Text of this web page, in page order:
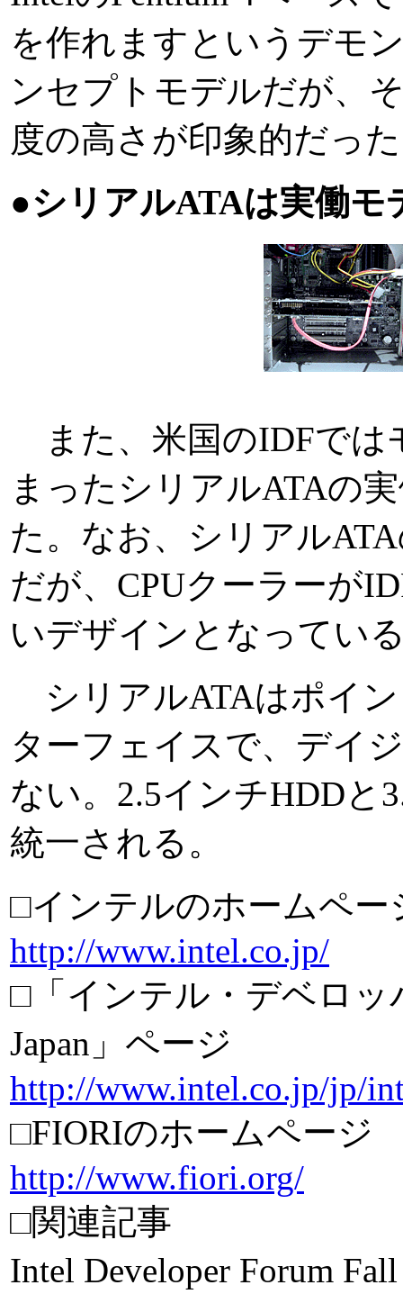
を作れますというデモ
ンセプトモデルだが、
度の高さが印象的だっ
●シリアルATAは実働モ
また、米国のIDFでは
まったシリアルATAの
た。なお、シリアル
だが、CPUクーラーが
いデザインとなってい
シリアルATAはポイ
ターフェイスで、デイ
ない。2.5インチHDDと
統一される。
□インテルのホームペー
http://www.intel.co.jp/
□「インテル・デベロッ
Japan」ページ
http://www.intel.co.jp/jp/
□FIORIのホームページ
http://www.fiori.org/
□関連記事
Intel Developer Forum